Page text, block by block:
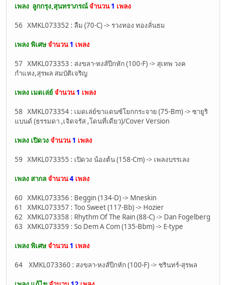
เพลง ลูกกรุง,สุนทราภรณ์จำนวน1 เพลง
56 XMKL073352 : ลืม (70-C) -> รวงทอง ทองลั่นธม
เพลง พิเศษจำนวน1 เพลง
57 XMKL073353 : สงขลา-หงส์ปีกหัก (100-F) -> สุเทพ วงค
กำแหง,สุรพล สมบัติเจริญ
เพลง เมดเล่ย์จำนวน1 เพลง
58 XMKL073354 : เมดเล่ย์ขาแดนซ์โยกกระจาย (75-Bm) -> ซายูริ
แบนด์ (ธรรมดา ,เจิดจรัส ,โดนที่เดียว)/Cover Version
เพลง เปิดวง จำนวน1 เพลง
59 XMKL073355 : เปิดวง น้องต้น (158-Cm) -> เพลงบรรเลง
เพลง สากลจำนวน4 เพลง
60 XMKL073356 : Beggin (134-D) -> Mneskin
61 XMKL073357 : Too Sweet (117-Bb) -> Hozier
62 XMKL073358 : Rhythm Of The Rain (88-C) -> Dan Fogelberg
63 XMKL073359 : So Dem A Com (135-Bbm) -> E-type
เพลง พิเศษจำนวน1 เพลง
64 XMKL073360 : สงขลา-หงส์ปีกหัก (100-F) -> ชรินทร์-สุรพล